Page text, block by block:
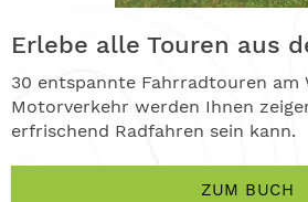
Erlebe alle Touren aus
30 entspannte Fahrradtouren am
Motorverkehr werden Ihnen
erfrischend Radfahren sein kann.
ZUM BUCH